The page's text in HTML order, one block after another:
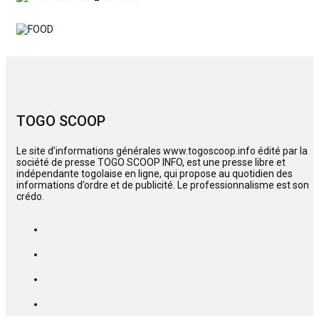
TOGO SCOOP
Le site d’informations générales www.togoscoop.info édité par la
société de presse TOGO SCOOP INFO, est une presse libre et
indépendante togolaise en ligne, qui propose au quotidien des
informations d’ordre et de publicité. Le professionnalisme est son
crédo.